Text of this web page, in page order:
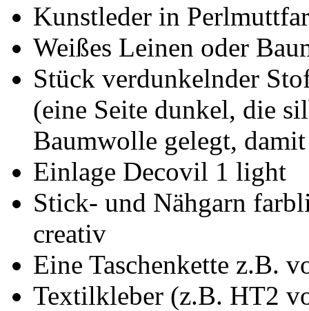
Kunstleder in
Weißes Leinen oder
Stück verdunkelnder
(eine Seite dunkel, die
Baumwolle gelegt,
Einlage Decovil 1 light
Stick- und Nähgarn
creativ
Eine Taschenkette z.B.
Textilkleber (z.B. HT2